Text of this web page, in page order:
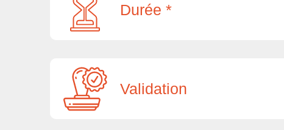
Durée *
Validation